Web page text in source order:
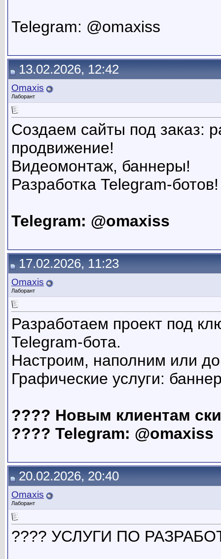
Telegram: @omaxiss
13.02.2026, 12:42
Omaxis
Лаборант
Создаем сайты под заказ:
продвижение!
Видеомонтаж, баннеры!
Разработка Telegram-ботов!
Telegram: @omaxiss
17.02.2026, 11:23
Omaxis
Лаборант
Разработаем проект под
Telegram-бота.
Настроим, наполним или
Графические услуги:
???? Новым клиентам
???? Telegram: @omaxiss
20.02.2026, 20:40
Omaxis
Лаборант
???? УСЛУГИ ПО